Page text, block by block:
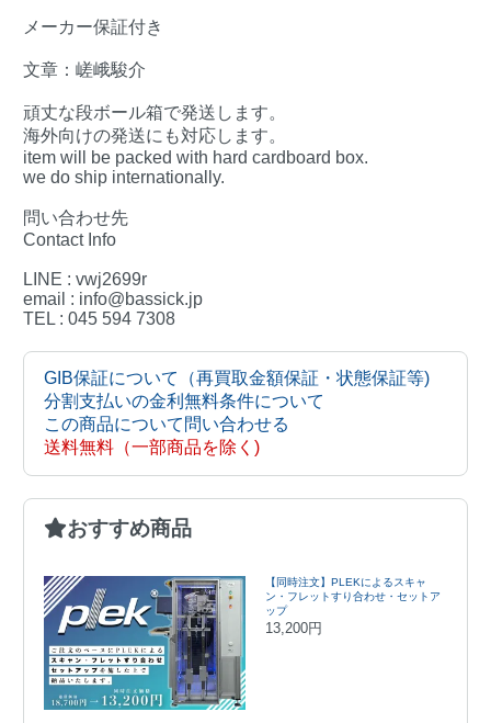
メーカー保証付き
文章：嵯峨駿介
頑丈な段ボール箱で発送します。
海外向けの発送にも対応します。
item will be packed with hard cardboard box.
we do ship internationally.
問い合わせ先
Contact Info
LINE : vwj2699r
email : info@bassick.jp
TEL : 045 594 7308
GIB保証について（再買取金額保証・状態保証等)
分割支払いの金利無料条件について
この商品について問い合わせる
送料無料（一部商品を除く)
おすすめ商品
【同時注文】PLEKによるスキャ
ン・フレットすり合わせ・セットア
ップ
13,200円